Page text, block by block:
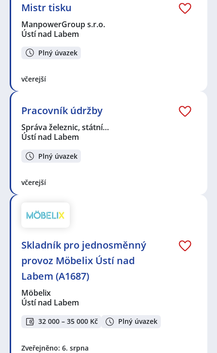
Mistr tisku
ManpowerGroup s.r.o.
Ústí nad Labem
Plný úvazek
včerejší
Pracovník údržby
Správa železnic, státní…
Ústí nad Labem
Plný úvazek
včerejší
Skladník pro jednosměnný
provoz Möbelix Ústí nad
Labem (A1687)
Möbelix
Ústí nad Labem
32 000 – 35 000 Kč Plný úvazek
Zveřejněno: 6. srpna